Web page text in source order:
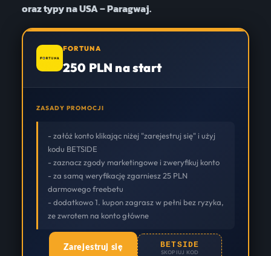
oraz typy na USA – Paragwaj.
FORTUNA
250 PLN na start
ZASADY PROMOCJI
- załóż konto klikając niżej "zarejestruj się" i użyj
kodu BETSIDE
- zaznacz zgody marketingowe i zweryfikuj konto
- za samą weryfikację zgarniesz 25 PLN
darmowego freebetu
- dodatkowo 1. kupon zagrasz w pełni bez ryzyka,
ze zwrotem na konto główne
Zarejestruj się BETSIDE
SKOPIUJ KOD